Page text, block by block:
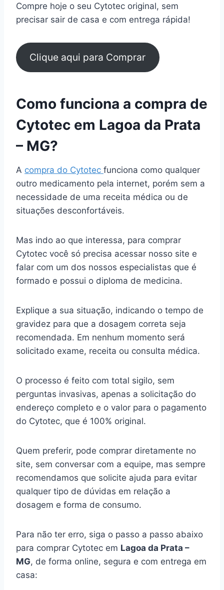
Compre hoje o seu Cytotec original, sem
precisar sair de casa e com entrega rápida!
Clique aqui para Comprar
Como funciona a compra de
Cytotec em Lagoa da Prata
– MG?
A compra do Cytotec funciona como qualquer
outro medicamento pela internet, porém sem a
necessidade de uma receita médica ou de
situações desconfortáveis.
Mas indo ao que interessa, para comprar
Cytotec você só precisa acessar nosso site e
falar com um dos nossos especialistas que é
formado e possui o diploma de medicina.
Explique a sua situação, indicando o tempo de
gravidez para que a dosagem correta seja
recomendada. Em nenhum momento será
solicitado exame, receita ou consulta médica.
O processo é feito com total sigilo, sem
perguntas invasivas, apenas a solicitação do
endereço completo e o valor para o pagamento
do Cytotec, que é 100% original.
Quem preferir, pode comprar diretamente no
site, sem conversar com a equipe, mas sempre
recomendamos que solicite ajuda para evitar
qualquer tipo de dúvidas em relação a
dosagem e forma de consumo.
Para não ter erro, siga o passo a passo abaixo
para comprar Cytotec em Lagoa da Prata –
MG, de forma online, segura e com entrega em
casa: